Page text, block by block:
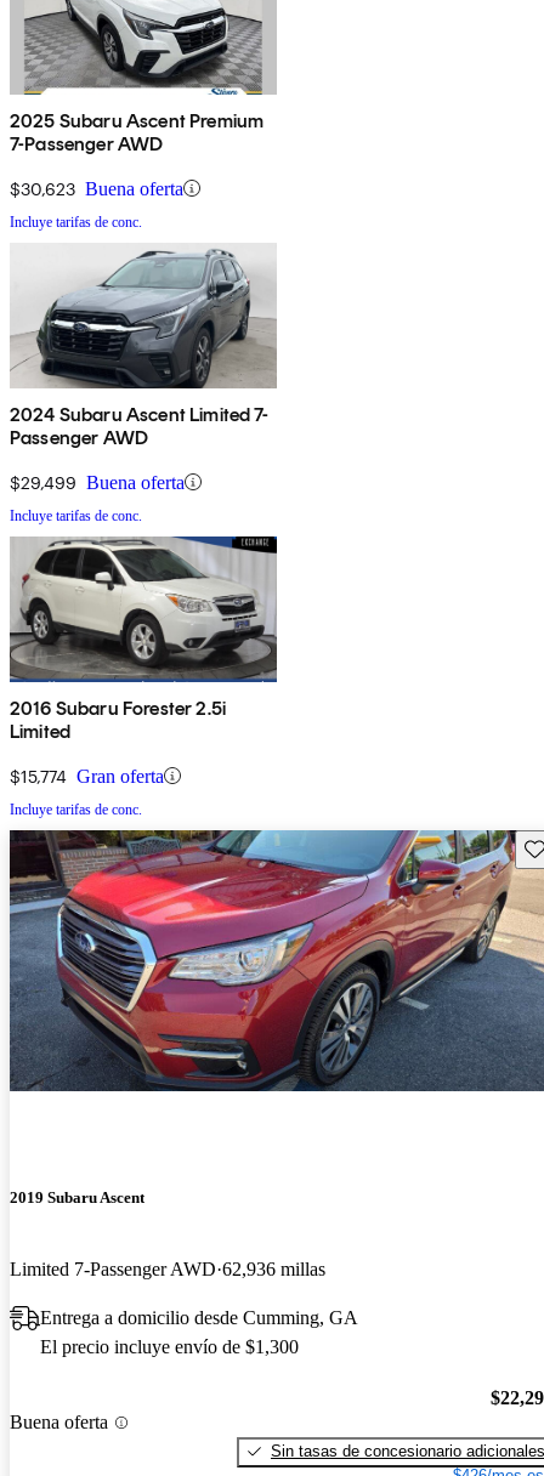
2025 Subaru Ascent Premium
7-Passenger AWD
$30,623 Buena oferta
Incluye tarifas de conc.
2024 Subaru Ascent Limited 7-
Passenger AWD
$29,499 Buena oferta
Incluye tarifas de conc.
2016 Subaru Forester 2.5i
Limited
$15,774 Gran oferta
Incluye tarifas de conc.
2019 Subaru Ascent
Limited 7-Passenger AWD 62,936 millas
Entrega a domicilio desde Cumming, GA
El precio incluye envío de $1,300
Buena oferta
Sin tasas de concesionario adicionales